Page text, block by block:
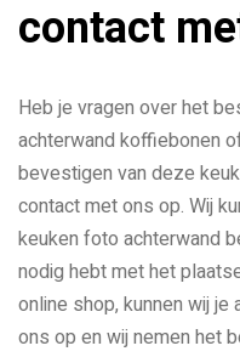
contact
Heb je vragen over het
achterwand koffiebonen
bevestigen van deze
contact met ons op. Wij
keuken foto achterwand
nodig hebt met het
online shop, kunnen wij
ons op en wij nemen het